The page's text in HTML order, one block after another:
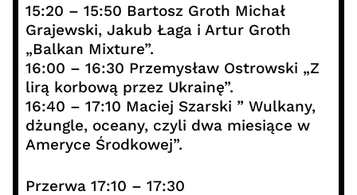
15:20 – 15:50 Bartosz Groth Michał
Grajewski, Jakub Łaga i Artur Groth
„Balkan Mixture”.
16:00 – 16:30 Przemysław Ostrowski „Z
lirą korbową przez Ukrainę”.
16:40 – 17:10 Maciej Szarski ” Wulkany,
dżungle, oceany, czyli dwa miesiące w
Ameryce Środkowej”.
Przerwa 17:10 – 17:30